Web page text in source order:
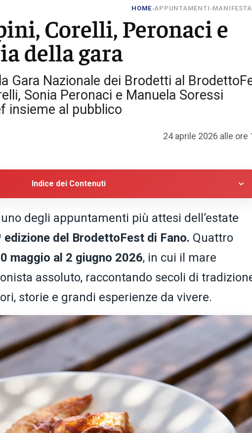
HOME»APPUNTAMENTI »
Corelli, Peronaci e
della gara
Gara Nazionale dei Brodetti al
Sonia Peronaci e Manuela Soressi
insieme al pubblico
24 aprile 2026 alle ore
Indice dei Contenuti
degli appuntamenti più attesi dell’estate
edizione del BrodettoFest di Fano. Quattro
maggio al 2 giugno 2026, in cui il mare
assoluto, raccontando secoli di
storie e grandi esperienze da vivere.